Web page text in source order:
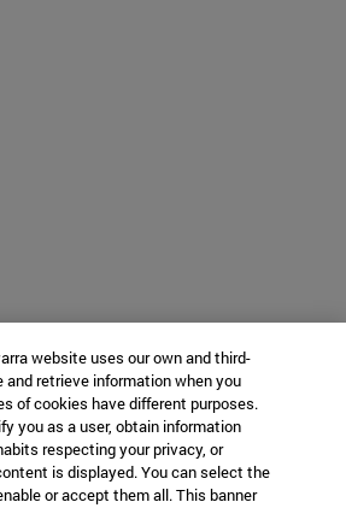
website uses our own and third-
retrieve information when you
of cookies have different purposes.
you as a user, obtain information
respecting your privacy, or
is displayed. You can select the
or accept them all. This banner